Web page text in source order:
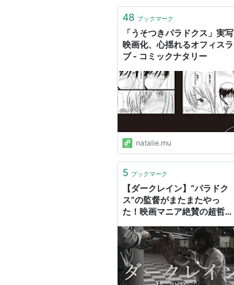
48 ブックマーク
「うそつきパラドクス」実写
映画化、心揺れるオフィスラ
ブ - コミックナタリー
natalie.mu
5 ブックマーク
【ダークレイン】“パラドク
ス”の監督がまたまたやっ
た！映画マニア絶賛の超哲学